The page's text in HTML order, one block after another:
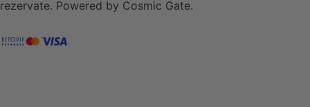
rezervate. Powered by Cosmic Gate.